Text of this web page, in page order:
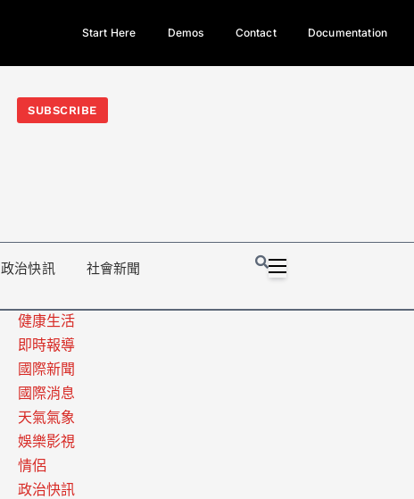
今日熱門新聞TOP3｜西拉雅族正式成第17個原住民族、立院電競
光電場回
Start Here Demos Contact Documentation
SUBSCRIBE
政治快訊 社會新聞
健康生活
即時報導
國際新聞
國際消息
天氣氣象
娛樂影視
情侶
政治快訊